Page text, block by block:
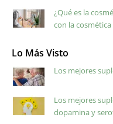
¿Qué es la
con la cosmética
Lo Más Visto
Los mejores
Los mejores
dopamina y